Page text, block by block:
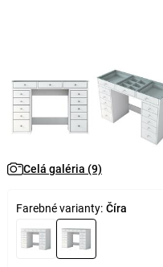
Celá galéria (9)
Farebné varianty: Číra